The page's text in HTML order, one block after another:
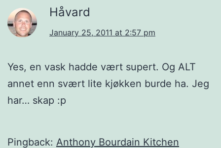
Håvard
January 25, 2011 at 2:57 pm
Yes, en vask hadde vært supert. Og ALT
annet enn svært lite kjøkken burde ha. Jeg
har… skap :p
Pingback: Anthony Bourdain Kitchen